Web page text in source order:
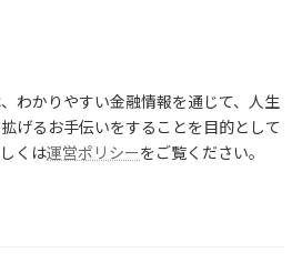
わかりやすい金融情報を通じて、人生
げるお手伝いをすることを目的として
くは運営ポリシーをご覧ください。